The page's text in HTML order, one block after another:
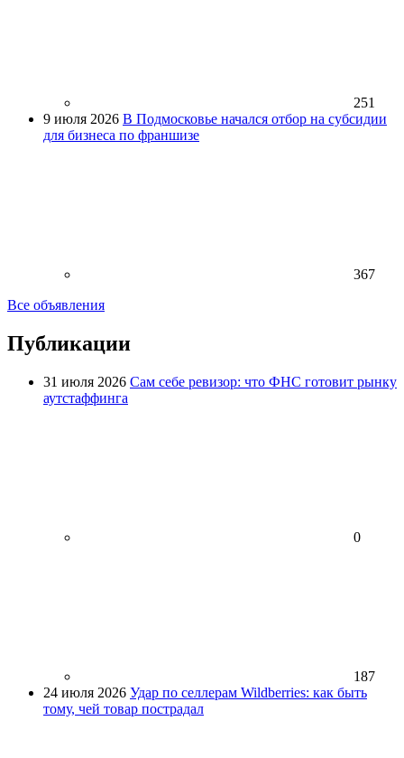
251
9 июля 2026 В Подмосковье начался отбор на субсидии
для бизнеса по франшизе
367
Все объявления
Публикации
31 июля 2026 Сам себе ревизор: что ФНС готовит рынку
аутстаффинга
0
187
24 июля 2026 Удар по селлерам Wildberries: как быть
тому, чей товар пострадал